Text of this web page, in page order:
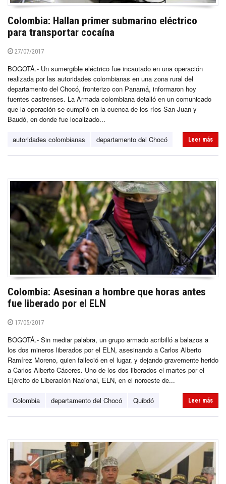
Colombia: Hallan primer submarino eléctrico
para transportar cocaína
27/07/2017
BOGOTÁ.- Un sumergible eléctrico fue incautado en una operación
realizada por las autoridades colombianas en una zona rural del
departamento del Chocó, fronterizo con Panamá, informaron hoy
fuentes castrenses. La Armada colombiana detalló en un comunicado
que la operación se cumplió en la cuenca de los ríos San Juan y
Baudó, en donde fue localizado...
autoridades colombianas departamento del Chocó Leer más
Colombia: Asesinan a hombre que horas antes
fue liberado por el ELN
17/05/2017
BOGOTÁ.- Sin mediar palabra, un grupo armado acribilló a balazos a
los dos mineros liberados por el ELN, asesinando a Carlos Alberto
Ramírez Moreno, quien falleció en el lugar, y dejando gravemente herido
a Carlos Alberto Cáceres. Uno de los dos liberados el martes por el
Ejército de Liberación Nacional, ELN, en el noroeste de...
Colombia departamento del Chocó Quibdó Leer más